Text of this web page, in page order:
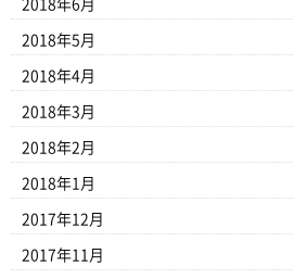
2018年6月
2018年5月
2018年4月
2018年3月
2018年2月
2018年1月
2017年12月
2017年11月